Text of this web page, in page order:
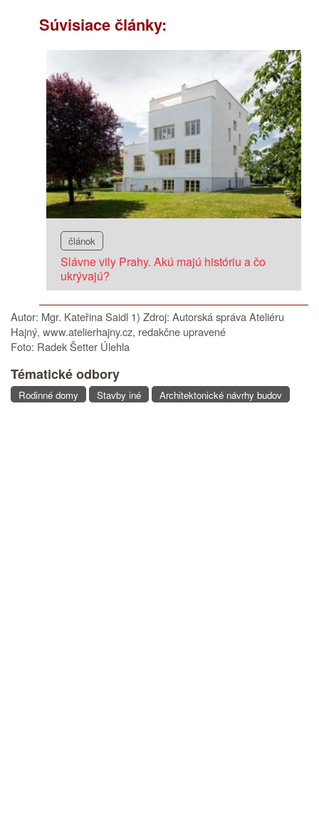
Súvisiace články:
článok
Slávne vily Prahy. Akú majú históriu a čo
ukrývajú?
Autor: Mgr. Kateřina Saidl 1) Zdroj: Autorská správa Ateliéru
Hajný, www.atelierhajny.cz, redakčne upravené
Foto: Radek Šetter Úlehla
Tématické odbory
Rodinné domy Stavby iné Architektonické návrhy budov